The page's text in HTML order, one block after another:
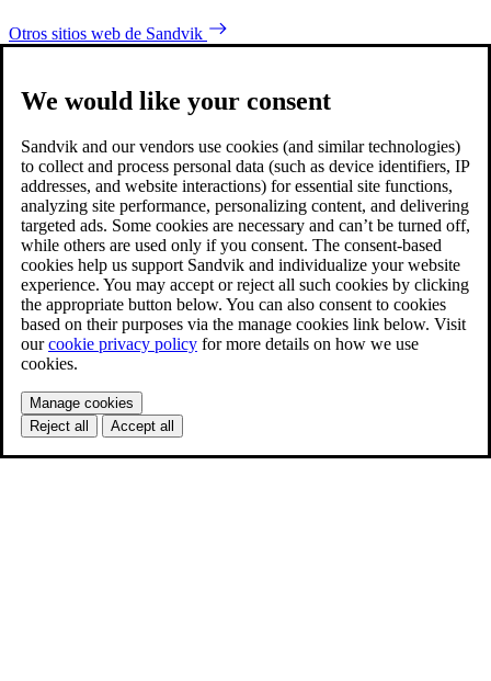
Otros sitios web de Sandvik
We would like your consent
Sandvik and our vendors use cookies (and similar technologies)
to collect and process personal data (such as device identifiers, IP
addresses, and website interactions) for essential site functions,
analyzing site performance, personalizing content, and delivering
targeted ads. Some cookies are necessary and can’t be turned off,
while others are used only if you consent. The consent-based
cookies help us support Sandvik and individualize your website
experience. You may accept or reject all such cookies by clicking
the appropriate button below. You can also consent to cookies
based on their purposes via the manage cookies link below. Visit
ourcookie privacy policy for more details on how we use
cookies.
Manage cookies
Reject all
Accept all